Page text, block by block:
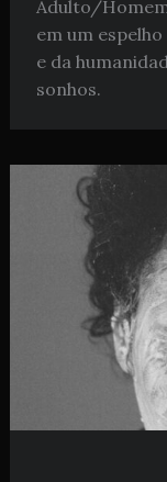
Adulto/
em um
e da
sonhos.